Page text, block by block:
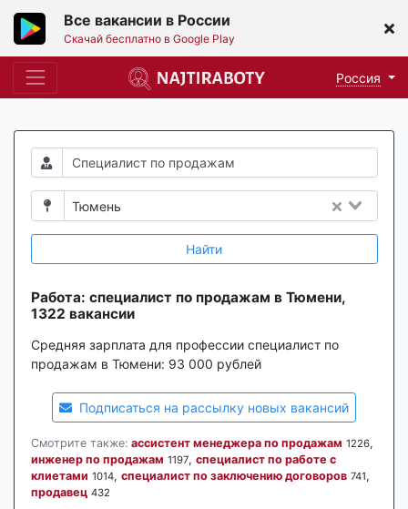
Все вакансии в России
Скачай бесплатно в Google Play
Россия
Тюмень
Найти
Работа: специалист по продажам в Тюмени,
1322 вакансии
Средняя зарплата для профессии специалист по
продажам в Тюмени: 93 000 рублей
Подписаться на рассылку новых вакансий
Смотрите также: ассистент менеджера по продажам 1226,
инженер по продажам 1197, специалист по работе с
клиетами 1014, специалист по заключению договоров 741,
продавец 432